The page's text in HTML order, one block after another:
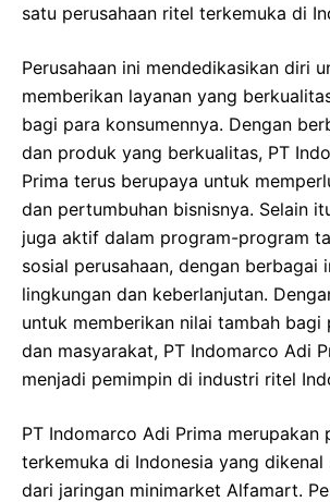
satu perusahaan ritel terkemuka di
Perusahaan ini mendedikasikan diri
memberikan layanan yang
bagi para konsumennya. Dengan
dan produk yang berkualitas, PT
Prima terus berupaya untuk
dan pertumbuhan bisnisnya. Selain
juga aktif dalam program-program
sosial perusahaan, dengan berbagai
lingkungan dan keberlanjutan.
untuk memberikan nilai tambah bagi
dan masyarakat, PT Indomarco Adi
menjadi pemimpin di industri ritel
PT Indomarco Adi Prima merupakan
terkemuka di Indonesia yang dikenal
dari jaringan minimarket Alfamart.